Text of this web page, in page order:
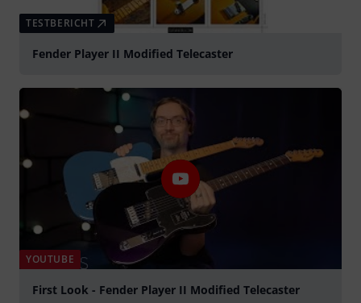
TESTBERICHT
Fender Player II Modified Telecaster
YOUTUBE
First Look - Fender Player II Modified Telecaster